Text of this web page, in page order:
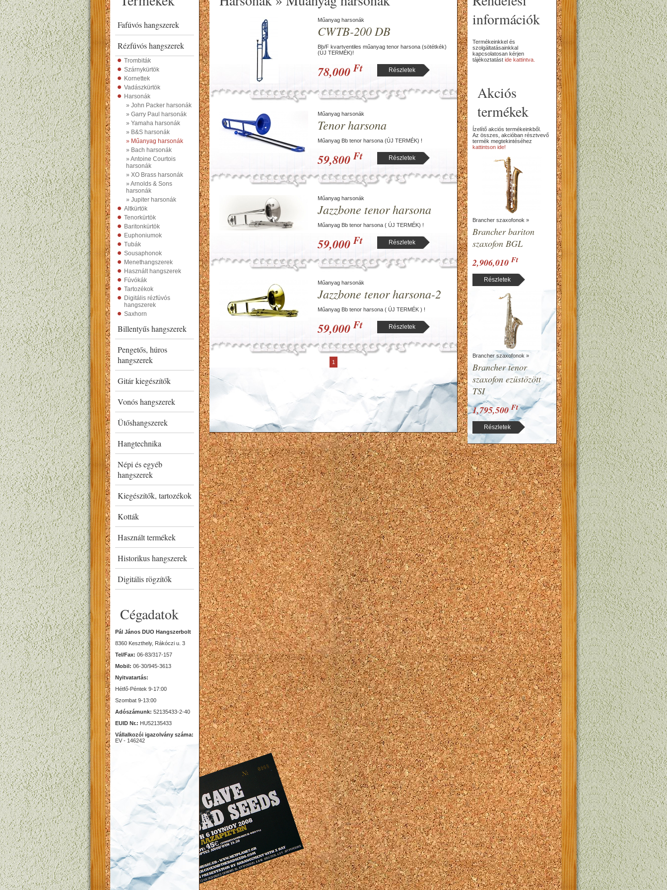
Fafúvós hangszerek
Rézfúvós hangszerek
Trombiták
Szárnykürtök
Kornettek
Vadászkürtök
Harsonák
» John Packer harsonák
» Garry Paul harsonák
» Yamaha harsonák
» B&S harsonák
» Műanyag harsonák
» Bach harsonák
» Antoine Courtois
harsonák
» XO Brass harsonák
» Arnolds & Sons
harsonák
» Jupiter harsonák
Altkürtök
Tenorkürtök
Baritonkürtök
Euphoniumok
Tubák
Sousaphonok
Menethangszerek
Használt hangszerek
Fúvókák
Tartozékok
Digitális rézfúvós
hangszerek
Saxhorn
Billentyűs hangszerek
Pengetős, húros
hangszerek
Gitár kiegészítők
Vonós hangszerek
Ütőshangszerek
Hangtechnika
Népi és egyéb
hangszerek
Kiegészítők, tartozékok
Kották
Használt termékek
Historikus hangszerek
Digitális rögzítők
Cégadatok
Pál János DUO Hangszerbolt
8360 Keszthely, Rákóczi u. 3
Tel/Fax: 06-83/317-157
Mobil: 06-30/945-3613
Nyitvatartás:
Hétfő-Péntek 9-17:00
Szombat 9-13:00
Adószámunk: 52135433-2-40
EUID Nr.: HU52135433
Vállalkozói igazolvány száma:
EV - 146242
Műanyag harsonák
CWTB-200 DB
Bb/F kvartventiles műanyag tenor harsona (sötétkék)
(ÚJ TERMÉK)!
78,000Ft Részletek
Műanyag harsonák
Tenor harsona
Műanyag Bb tenor harsona (ÚJ TERMÉK) !
59,800Ft Részletek
Műanyag harsonák
Jazzbone tenor harsona
Műanyag Bb tenor harsona ( ÚJ TERMÉK) !
59,000Ft Részletek
Műanyag harsonák
Jazzbone tenor harsona-2
Műanyag Bb tenor harsona ( ÚJ TERMÉK ) !
59,000Ft Részletek
1
információk
Termékeinkkel és
szolgáltatásainkkal
kapcsolatosan kérjen
tájékoztatást ide kattintva.
Akciós
termékek
Ízelítő akciós termékeinkből.
Az összes, akcióban résztvevő
termék megtekintéséhez
kattintson ide!
Brancher szaxofonok »
Brancher bariton
szaxofon BGL
2,906,010 Ft
Részletek
Brancher szaxofonok »
Brancher tenor
szaxofon ezüstözött
TSI
1,795,500Ft
Részletek